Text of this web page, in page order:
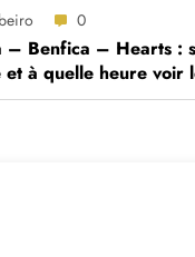
0
– Benfica – Hearts :
et à quelle heure voir